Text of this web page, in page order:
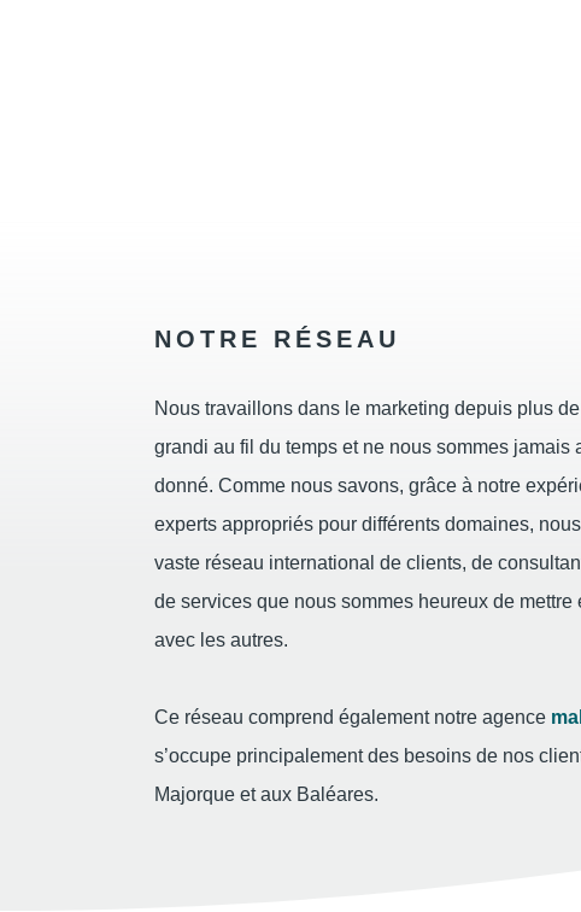
NOTRE RÉSEAU
Nous travaillons dans le marketing depuis plus
grandi au fil du temps et ne nous sommes jamais
donné. Comme nous savons, grâce à notre
experts appropriés pour différents domaines,
vaste réseau international de clients, de
de services que nous sommes heureux de mettre
avec les autres.
Ce réseau comprend également notre agence
s’occupe principalement des besoins de nos
Majorque et aux Baléares.